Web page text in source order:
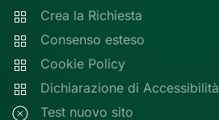
Crea la Richiesta
Consenso esteso
Cookie Policy
Dichiarazione di Accessibilità
Test nuovo sito